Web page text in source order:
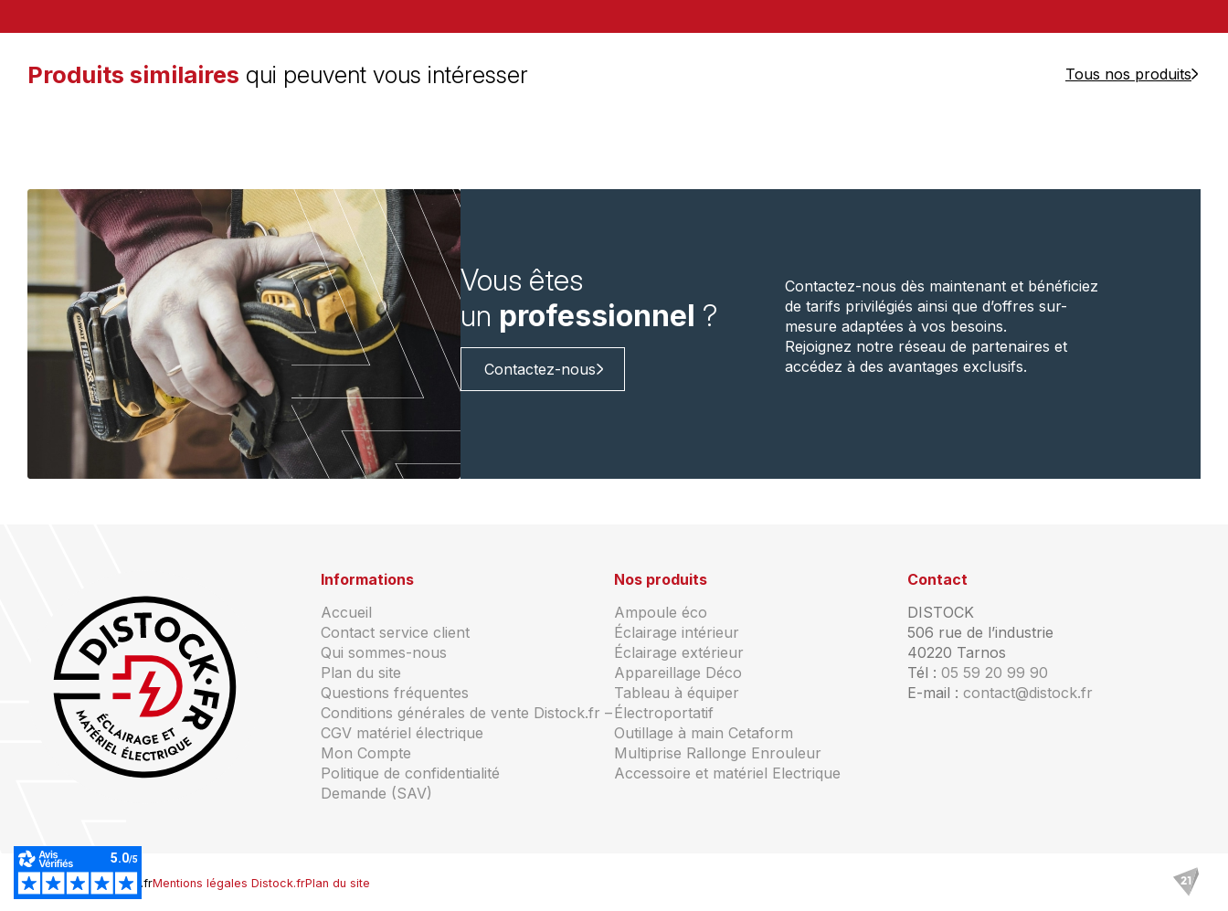
Produits similaires qui peuvent vous intéresser Tous nos produits
Vous êtes
un professionnel ?
Contactez-nous
Contactez-nous dès maintenant et bénéficiez
de tarifs privilégiés ainsi que d’offres sur-
mesure adaptées à vos besoins.
Rejoignez notre réseau de partenaires et
accédez à des avantages exclusifs.
Informations
Accueil
Contact service client
Qui sommes-nous
Plan du site
Questions fréquentes
Conditions générales de vente Distock.fr –
CGV matériel électrique
Mon Compte
Politique de confidentialité
Demande (SAV)
Nos produits
Ampoule éco
Éclairage intérieur
Éclairage extérieur
Appareillage Déco
Tableau à équiper
Électroportatif
Outillage à main Cetaform
Multiprise Rallonge Enrouleur
Accessoire et matériel Electrique
Contact
DISTOCK
506 rue de l’industrie
40220 Tarnos
Tél : 05 59 20 99 90
E-mail : contact@distock.fr
© Copyright Distock.frMentions légales Distock.frPlan du site